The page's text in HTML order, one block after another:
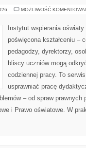
MOŻLIWOŚĆ
Instytut wspierania
poświęcona kształceniu –
pedagodzy, dyrektorzy,
bliscy uczniów mogą
codziennej pracy. To
usprawniać pracę
– od spraw prawnych
i Prawo oświatowe. W